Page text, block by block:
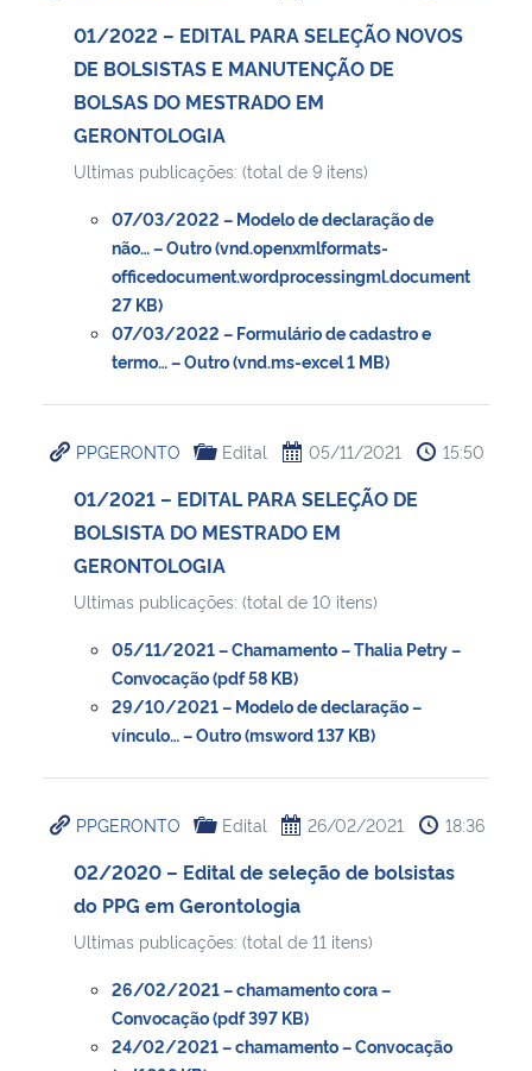
01/2022 – EDITAL PARA SELEÇÃO NOVOS
DE BOLSISTAS E MANUTENÇÃO DE
BOLSAS DO MESTRADO EM
GERONTOLOGIA
Ultimas publicações: (total de 9 itens)
07/03/2022 – Modelo de declaração de
não… – Outro (vnd.openxmlformats-
officedocument.wordprocessingml.document
27 KB)
07/03/2022 – Formulário de cadastro e
termo… – Outro (vnd.ms-excel 1 MB)
PPGERONTO Edital 05/11/2021 15:50
01/2021 – EDITAL PARA SELEÇÃO DE
BOLSISTA DO MESTRADO EM
GERONTOLOGIA
Ultimas publicações: (total de 10 itens)
05/11/2021 – Chamamento – Thalia Petry –
Convocação (pdf 58 KB)
29/10/2021 – Modelo de declaração –
vínculo… – Outro (msword 137 KB)
PPGERONTO Edital 26/02/2021 18:36
02/2020 – Edital de seleção de bolsistas
do PPG em Gerontologia
Ultimas publicações: (total de 11 itens)
26/02/2021 – chamamento cora –
Convocação (pdf 397 KB)
24/02/2021 – chamamento – Convocação